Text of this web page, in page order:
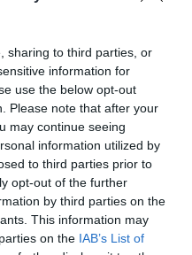
sharing to third parties, or
information for
use the below opt-out
Please note that after your
may continue seeing
information utilized by
to third parties prior to
opt-out of the further
by third parties on the
This information may
on the IAB’s List of
του να
πείνασε και θέλει να
επειδή του
και είναι σινεφίλ, αν
της Princess Leia, θα
στο κρεβάτι